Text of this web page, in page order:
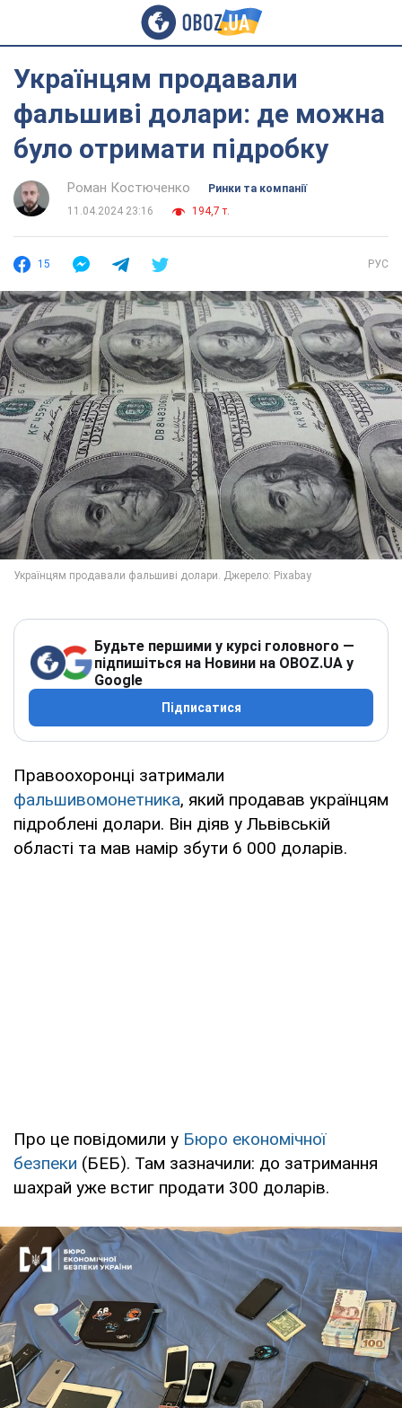
Українцям продавали
фальшиві долари: де можна
було отримати підробку
Роман Костюченко
Ринки та компанії
11.04.2024 23:16
194,7 т.
15 РУС
Будьте першими у курсі головного —
підпишіться на Новини на OBOZ.UA у
Google
Підписатися
Правоохоронці затримали
фальшивомонетника, який продавав українцям
підроблені долари. Він діяв у Львівській
області та мав намір збути 6 000 доларів.
Про це повідомили у Бюро економічної
безпеки (БЕБ). Там зазначили: до затримання
шахрай уже встиг продати 300 доларів.